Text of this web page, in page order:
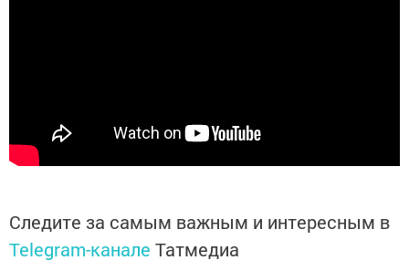
Следите за самым важным и интересным в
Telegram-канале Татмедиа